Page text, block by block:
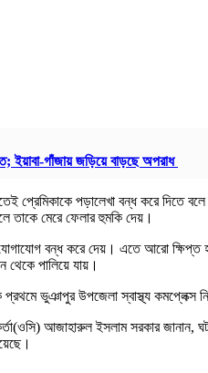
ইয়াবা-গাঁজায় জড়িয়ে বাড়ছে অপরাধ
প্রেমিকাকে পড়ালেখা বন্ধ করে দিতে
তাকে মেরে ফেলার হুমকি দেয়।
বন্ধ করে দেয়। এতে আরো ক্ষিপ্ত
থেকে পালিয়ে যায়।
ভুঞাপুর উপজেলা স্বাস্থ্য কমপ্লেক্স
আজাহারুল ইসলাম সরকার